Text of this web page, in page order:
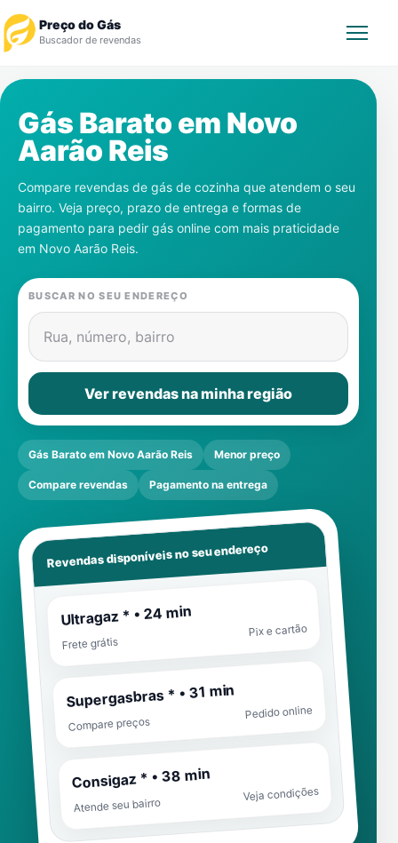
Preço do Gás
Buscador de revendas
Revendedor
Notícias
Cadastre-se
Gás
Contatos
Gás Barato em Novo
Aarão Reis
Compare revendas de gás de cozinha que atendem o seu
bairro. Veja preço, prazo de entrega e formas de
pagamento para pedir gás online com mais praticidade
em Novo Aarão Reis.
BUSCAR NO SEU ENDEREÇO
Rua, número, bairro
Ver revendas na minha região
Gás Barato em Novo Aarão Reis Menor preço
Compare revendas Pagamento na entrega
Revendas disponíveis no seu endereço
Ultragaz * • 24 min
Frete grátis
Pix e cartão
Supergasbras * • 31 min
Compare preços
Pedido online
Consigaz * • 38 min
Atende seu bairro
Veja condições